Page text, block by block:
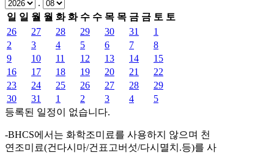
.
일 일 월 월 화 화 수 수 목 목 금 금 토 토
26
27 28 29 30 31
1
2
3 4 5 6 7
8
9
10 11 12 13 14
15
16
17 18 19 20 21
22
23
24 25 26 27 28
29
30
31 1 2 3 4
5
등록된 일정이 없습니다.
-BHCS에서는 화학조미료를 사용하지 않으며 천
연조미료(건다시마/건표고버섯/다시멸치.등)를 사